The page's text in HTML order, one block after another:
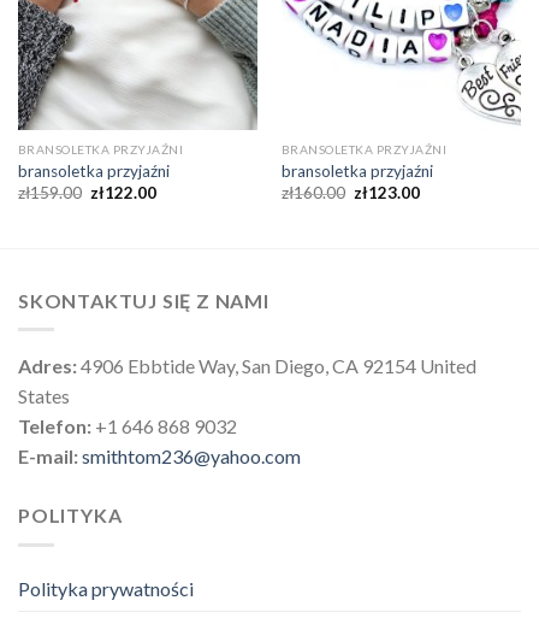
BRANSOLETKA PRZYJAŹNI
bransoletka przyjaźni
zł159.00 zł122.00
BRANSOLETKA PRZYJAŹNI
bransoletka przyjaźni
zł160.00 zł123.00
SKONTAKTUJ SIĘ Z NAMI
Adres:4906 Ebbtide Way, San Diego, CA 92154 United
States
Telefon: +1 646 868 9032
E-mail:smithtom236@yahoo.com
POLITYKA
Polityka prywatności